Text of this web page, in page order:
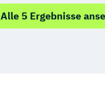
Alle 5 Ergebnisse